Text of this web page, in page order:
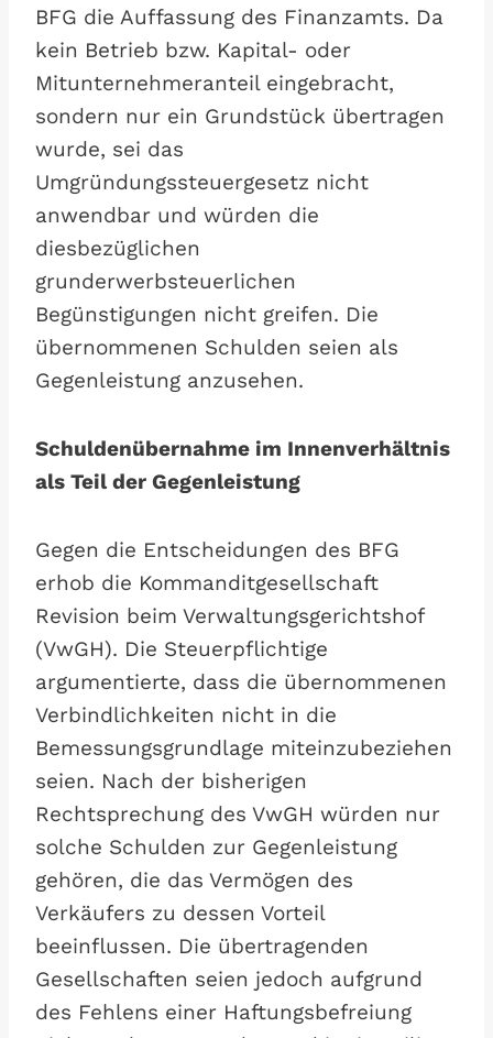
BFG die Auffassung des Finanzamts. Da
kein Betrieb bzw. Kapital- oder
Mitunternehmeranteil eingebracht,
sondern nur ein Grundstück übertragen
wurde, sei das
Umgründungssteuergesetz nicht
anwendbar und würden die
diesbezüglichen
grunderwerbsteuerlichen
Begünstigungen nicht greifen. Die
übernommenen Schulden seien als
Gegenleistung anzusehen.
Schuldenübernahme im Innenverhältnis
als Teil der Gegenleistung
Gegen die Entscheidungen des BFG
erhob die Kommanditgesellschaft
Revision beim Verwaltungsgerichtshof
(VwGH). Die Steuerpflichtige
argumentierte, dass die übernommenen
Verbindlichkeiten nicht in die
Bemessungsgrundlage miteinzubeziehen
seien. Nach der bisherigen
Rechtsprechung des VwGH würden nur
solche Schulden zur Gegenleistung
gehören, die das Vermögen des
Verkäufers zu dessen Vorteil
beeinflussen. Die übertragenden
Gesellschaften seien jedoch aufgrund
des Fehlens einer Haftungsbefreiung